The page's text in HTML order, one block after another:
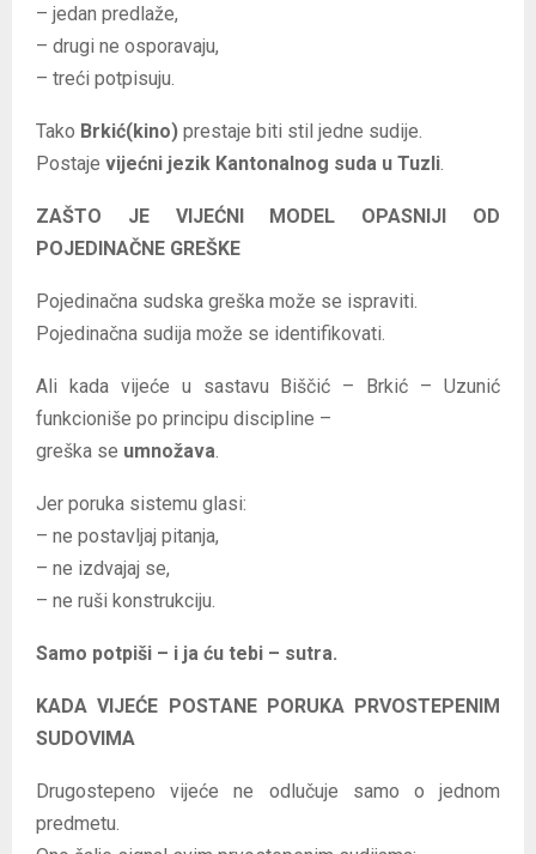
– jedan predlaže,
– drugi ne osporavaju,
– treći potpisuju.
Tako Brkić(kino) prestaje biti stil jedne sudije.
Postaje vijećni jezik Kantonalnog suda u Tuzli
ZAŠTO JE VIJEĆNI MODEL OPASNIJI OD
POJEDINAČNE GREŠKE
Pojedinačna sudska greška može se ispraviti.
Pojedinačna sudija može se identifikovati.
Ali kada vijeće u sastavu Biščić – Brkić – Uzunić
funkcioniše po principu discipline –
greška se umnožava
Jer poruka sistemu glasi:
– ne postavljaj pitanja,
– ne izdvajaj se,
– ne ruši konstrukciju.
Samo potpiši – i ja ću tebi – sutra.
KADA VIJEĆE POSTANE PORUKA PRVOSTEPENIM
SUDOVIMA
Drugostepeno vijeće ne odlučuje samo o jednom
predmetu.